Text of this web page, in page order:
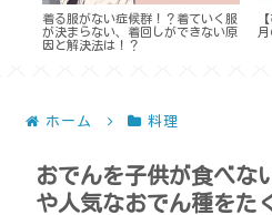
着る服がない症候群！？着ていく服
が決まらない、着回しができない原
因と解決法は！？
ホーム 料理
おでんを子供が食べな
や人気なおでん種をた